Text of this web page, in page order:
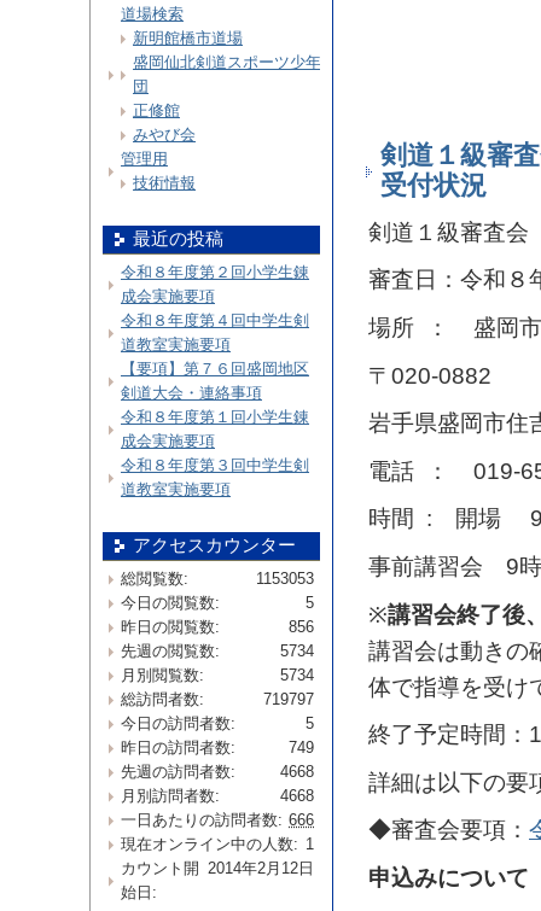
剣道１級審
受付状況
剣道１級審査会
審査日：令和８
場所 ： 盛岡
〒020-0882
岩手県盛岡市住
電話 ： 019-
時間 : 開場 9
事前講習会 9
※講習会終了後
講習会は動きの
体で指導を受け
終了予定時間：
詳細は以下の要
◆審査会要項：
申込みについて
道場検索
新明館橋市道場
盛岡仙北剣道スポーツ少年
団
正修館
みやび会
管理用
技術情報
最近の投稿
令和８年度第２回小学生錬
成会実施要項
令和８年度第４回中学生剣
道教室実施要項
【要項】第７６回盛岡地区
剣道大会・連絡事項
令和８年度第１回小学生錬
成会実施要項
令和８年度第３回中学生剣
道教室実施要項
アクセスカウンター
1153053
総閲覧数:
5
今日の閲覧数:
856
昨日の閲覧数:
5734
先週の閲覧数:
5734
月別閲覧数:
719797
総訪問者数:
5
今日の訪問者数:
749
昨日の訪問者数:
4668
先週の訪問者数:
4668
月別訪問者数:
666
一日あたりの訪問者数:
1
現在オンライン中の人数:
2014年2月12日
カウント開
始日: